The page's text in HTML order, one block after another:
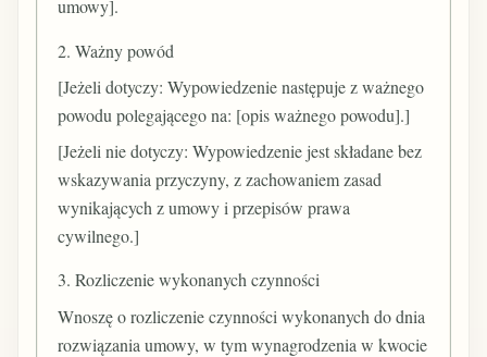
umowy].
2. Ważny powód
[Jeżeli dotyczy: Wypowiedzenie następuje z ważnego
powodu polegającego na: [opis ważnego powodu].]
[Jeżeli nie dotyczy: Wypowiedzenie jest składane bez
wskazywania przyczyny, z zachowaniem zasad
wynikających z umowy i przepisów prawa
cywilnego.]
3. Rozliczenie wykonanych czynności
Wnoszę o rozliczenie czynności wykonanych do dnia
rozwiązania umowy, w tym wynagrodzenia w kwocie